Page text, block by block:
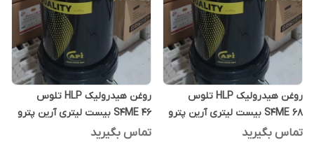
روغن هیدرولیک HLP تلوس
S4ME 68 بیست لیتری آرین پترو
ایده
تماس بگیرید
روغن هیدرولیک HLP تلوس
S4ME 46 بیست لیتری آرین پترو
ایده
تماس بگیرید